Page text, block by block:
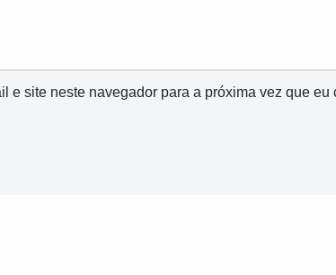
e site neste navegador para a próxima vez que eu